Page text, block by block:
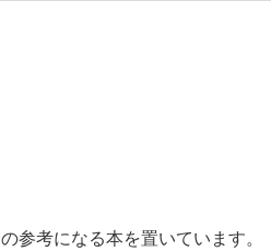
考になる本を置いています。